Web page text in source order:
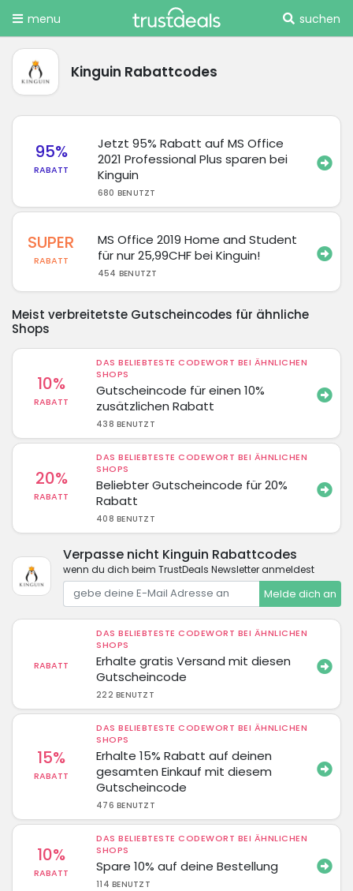
menu suchen
Kinguin Rabattcodes
95%
RABATT
Jetzt 95% Rabatt auf MS Office
2021 Professional Plus sparen bei
Kinguin
680 BENUTZT
SUPER
RABATT
MS Office 2019 Home and Student
für nur 25,99CHF bei Kinguin!
454 BENUTZT
Meist verbreitetste Gutscheincodes für ähnliche
Shops
10%
RABATT
DAS BELIEBTESTE CODEWORT BEI ÄHNLICHEN
SHOPS
Gutscheincode für einen 10%
zusätzlichen Rabatt
438 BENUTZT
20%
RABATT
DAS BELIEBTESTE CODEWORT BEI ÄHNLICHEN
SHOPS
Beliebter Gutscheincode für 20%
Rabatt
408 BENUTZT
Verpasse nicht Kinguin Rabattcodes
wenn du dich beim TrustDeals Newsletter anmeldest
Melde dich an
RABATT
DAS BELIEBTESTE CODEWORT BEI ÄHNLICHEN
SHOPS
Erhalte gratis Versand mit diesen
Gutscheincode
222 BENUTZT
15%
RABATT
DAS BELIEBTESTE CODEWORT BEI ÄHNLICHEN
SHOPS
Erhalte 15% Rabatt auf deinen
gesamten Einkauf mit diesem
Gutscheincode
476 BENUTZT
10%
RABATT
DAS BELIEBTESTE CODEWORT BEI ÄHNLICHEN
SHOPS
Spare 10% auf deine Bestellung
114 BENUTZT